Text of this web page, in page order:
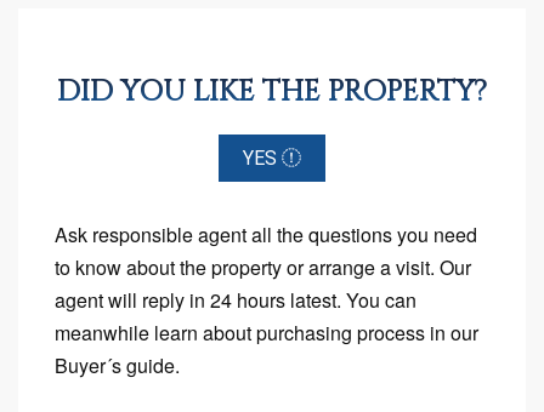
DID YOU LIKE THE PROPERTY?
YES
Ask responsible agent all the questions you need
to know about the property or arrange a visit. Our
agent will reply in 24 hours latest. You can
meanwhile learn about purchasing process in our
Buyer´s guide.